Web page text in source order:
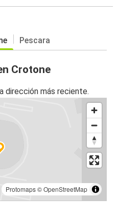
Pescara
Crotone
dirección más reciente.
Protomaps©OpenStreetMap